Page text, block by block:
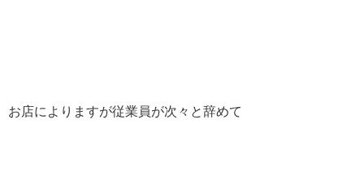
お店によりますが従業員が次々と辞めて